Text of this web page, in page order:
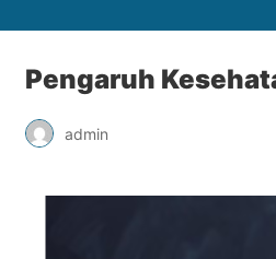
Pengaruh
admin